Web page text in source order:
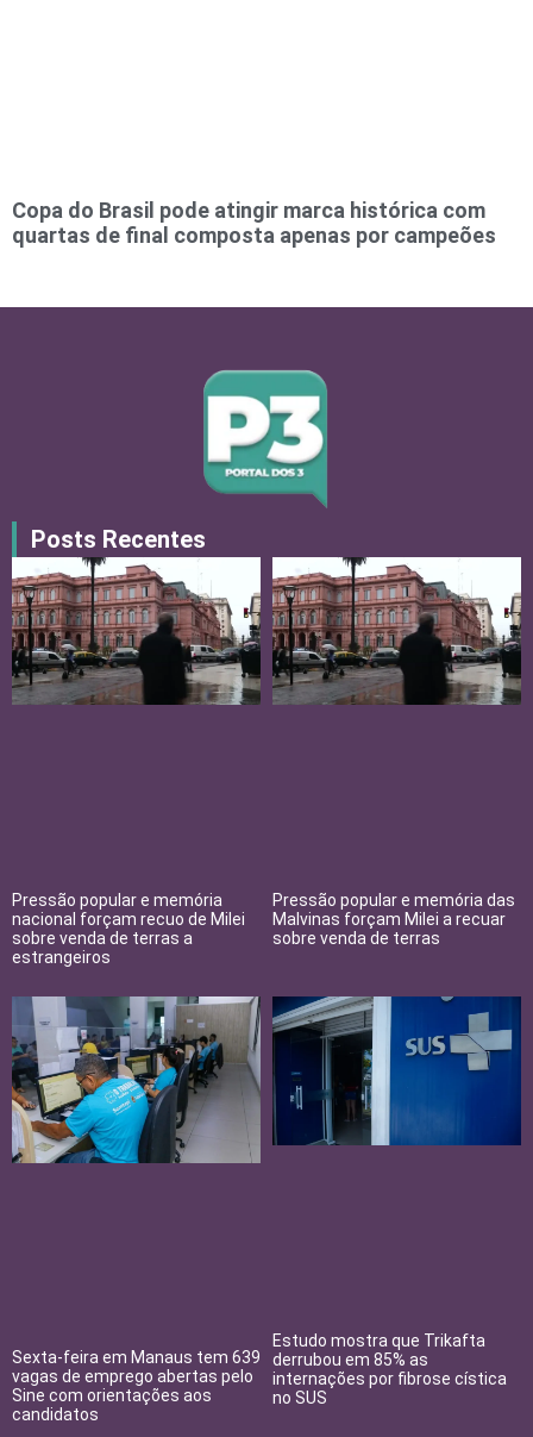
Copa do Brasil pode atingir marca histórica com
quartas de final composta apenas por campeões
Posts Recentes
Pressão popular e memória
nacional forçam recuo de Milei
sobre venda de terras a
estrangeiros
Pressão popular e memória das
Malvinas forçam Milei a recuar
sobre venda de terras
Sexta-feira em Manaus tem 639
vagas de emprego abertas pelo
Sine com orientações aos
candidatos
Estudo mostra que Trikafta
derrubou em 85% as
internações por fibrose cística
no SUS